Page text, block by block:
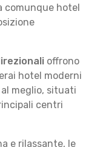
comunque hotel
offrono
hotel moderni
meglio, situati
centri
e rilassante, le